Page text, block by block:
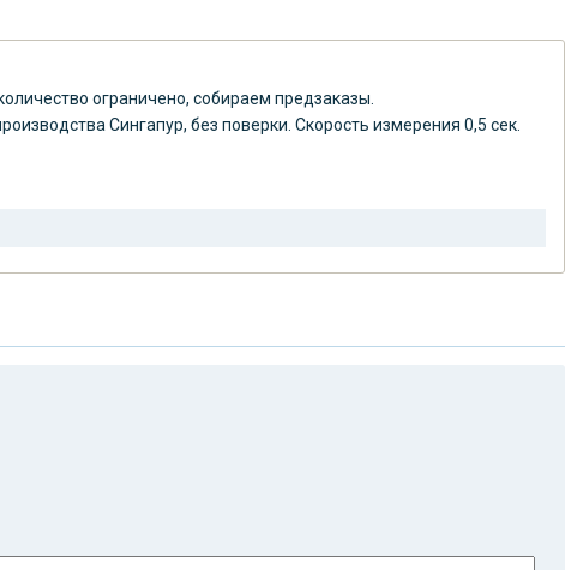
ограничено, собираем предзаказы.
Сингапур, без поверки. Скорость измерения 0,5 сек.